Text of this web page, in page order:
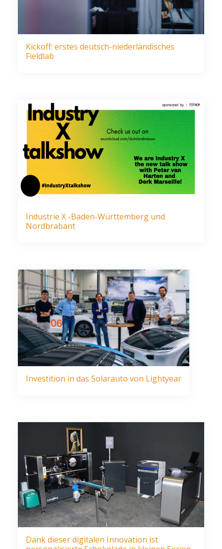
Kickoff: erstes deutsch-niederländisches
Fieldlab
Industrie X -Baden-Württemberg und
Nordbrabant
Investition in das Solarauto von Lightyear
Dank dieser digitalen Innovation ist